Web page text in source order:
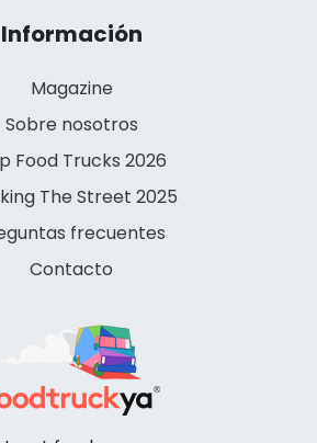
Información
Magazine
Sobre nosotros
Food Trucks 2026
The Street 2025
frecuentes
Contacto